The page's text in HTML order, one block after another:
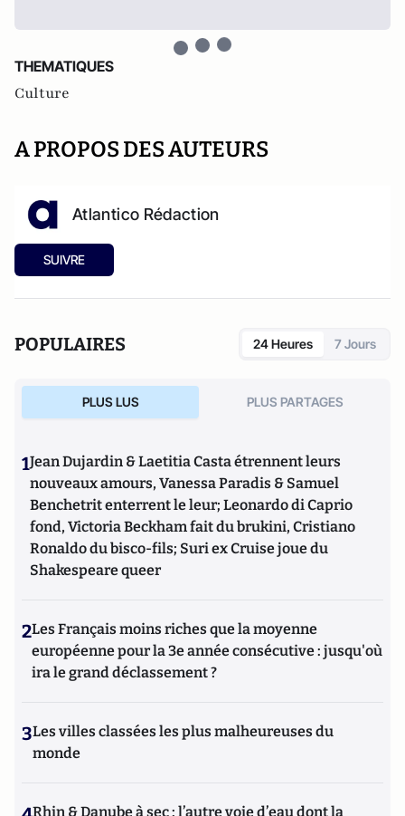
THEMATIQUES
Culture
A PROPOS DES AUTEURS
Atlantico Rédaction
SUIVRE
POPULAIRES 24 Heures 7 Jours
PLUS LUS PLUS PARTAGES
1Jean Dujardin & Laetitia Casta étrennent leurs
nouveaux amours, Vanessa Paradis & Samuel
Benchetrit enterrent le leur; Leonardo di Caprio
fond, Victoria Beckham fait du brukini, Cristiano
Ronaldo du bisco-fils; Suri ex Cruise joue du
Shakespeare queer
2Les Français moins riches que la moyenne
européenne pour la 3e année consécutive : jusqu'où
ira le grand déclassement ?
3Les villes classées les plus malheureuses du
monde
Rhin & Danube à sec : l’autre voie d’eau dont la